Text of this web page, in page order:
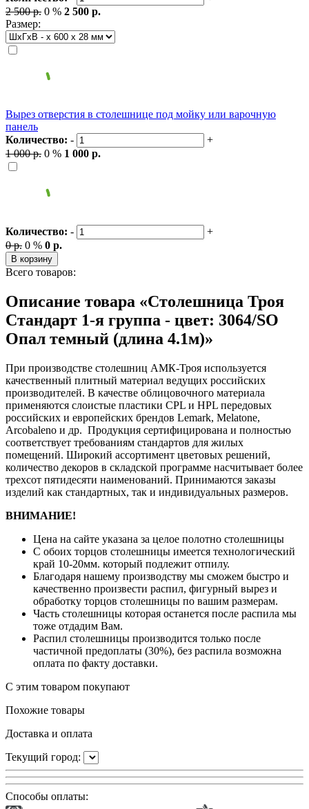
2 500 р. 0 % 2 500 р.
Размер:
Вырез отверстия в столешнице под мойку или варочную
панель
Количество: -
+
1 000 р. 0 % 1 000 р.
Количество: -
+
0 р. 0 % 0 р.
В корзину
Всего товаров:
Описание товара «Столешница Троя
Стандарт 1-я группа - цвет: 3064/SO
Опал темный (длина 4.1м)»
При производстве столешниц АМК-Троя используется
качественный плитный материал ведущих российских
производителей. В качестве облицовочного материала
применяются слоистые пластики CPL и HPL передовых
российских и европейских брендов Lemark, Melatone,
Arcobaleno и др. Продукция сертифицирована и полностью
соответствует требованиям стандартов для жилых
помещений. Широкий ассортимент цветовых решений,
количество декоров в складской программе насчитывает более
трехсот пятидесяти наименований. Принимаются заказы
изделий как стандартных, так и индивидуальных размеров.
ВНИМАНИЕ!
Цена на сайте указана за целое полотно столешницы
С обоих торцов столешницы имеется технологический
край 10-20мм. который подлежит отпилу.
Благодаря нашему производству мы сможем быстро и
качественно произвести распил, фигурный вырез и
обработку торцов столешницы по вашим размерам.
Часть столешницы которая останется после распила мы
тоже отдадим Вам.
Распил столешницы производится только после
частичной предоплаты (30%), без распила возможна
оплата по факту доставки.
С этим товаром покупают
Похожие товары
Доставка и оплата
Текущий город:
Способы оплаты: